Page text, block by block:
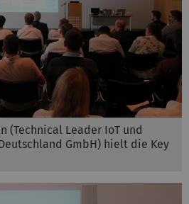
(Technical Leader IoT und
GmbH) hielt die Key